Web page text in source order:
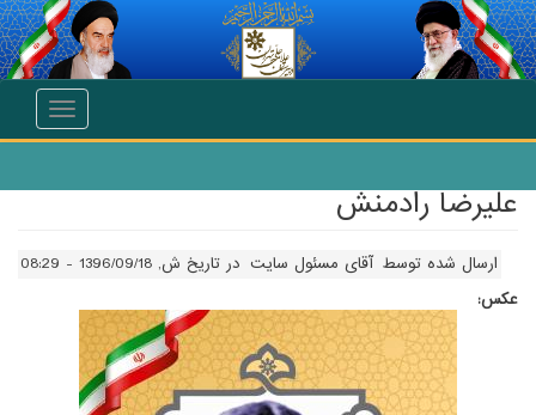
انتقال به محتوای اصلی
Toggle
عليرضا رادمنش
ارسال شده توسط آقای مسئول سایت در تاریخ ش, 1396/09/18 - 08:29
عکس: